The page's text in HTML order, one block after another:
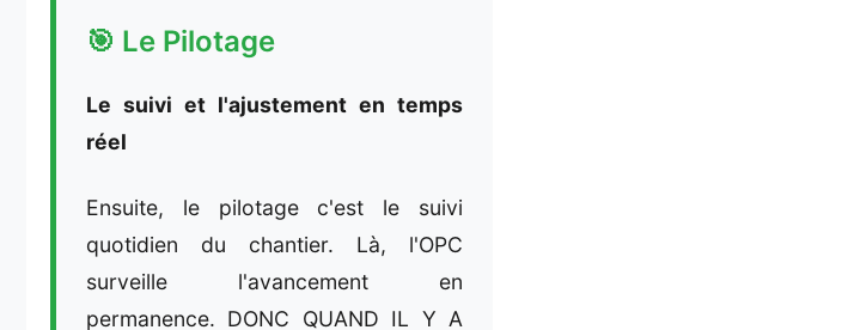
🎯 Le Pilotage
Le suivi et l'ajustement en temps
réel
Ensuite, le pilotage c'est le suivi
quotidien du chantier. Là, l'OPC
surveille l'avancement en
permanence. DONC QUAND IL Y A